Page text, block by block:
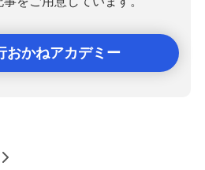
おかねアカデミー
>